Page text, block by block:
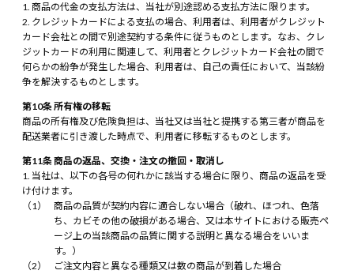
商品の代金の支払方法は、当社が別途認める支払方法に限ります。
クレジットカードによる支払の場合、利用者は、利用者がクレジット
カード会社との間で別途契約する条件に従うものとします。なお、クレ
ジットカードの利用に関連して、利用者とクレジットカード会社の間で
何らかの紛争が発生した場合、利用者は、自己の責任において、当該紛
争を解決するものとします。
第10条 所有権の移転
商品の所有権及び危険負担は、当社又は当社と提携する第三者が商品を
配送業者に引き渡した時点で、利用者に移転するものとします。
第11条 商品の返品、交換・注文の撤回・取消し
当社は、以下の各号の何れかに該当する場合に限り、商品の返品を受
け付けます。
商品の品質が契約内容に適合しない場合（破れ、ほつれ、色落
ち、カビその他の破損がある場合、又は本サイトにおける販売ペ
ージ上の当該商品の品質に関する説明と異なる場合をいいま
す。）
ご注文内容と異なる種類又は数の商品が到着した場合